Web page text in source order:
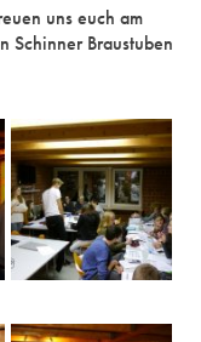
uns euch am
Braustuben